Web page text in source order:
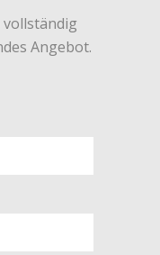
vollständig
Angebot.